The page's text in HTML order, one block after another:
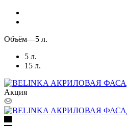
Объём—5 л.
5 л.
15 л.
Акция